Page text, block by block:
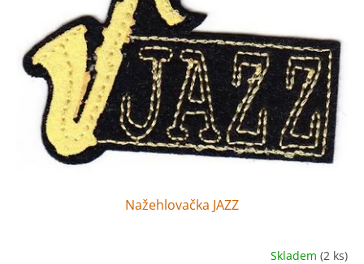
Nažehlovačka JAZZ
Skladem (2 ks)